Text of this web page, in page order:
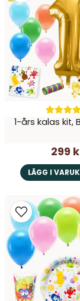
Ja, ni får
1-års kalas kit,
299
LÄGG I